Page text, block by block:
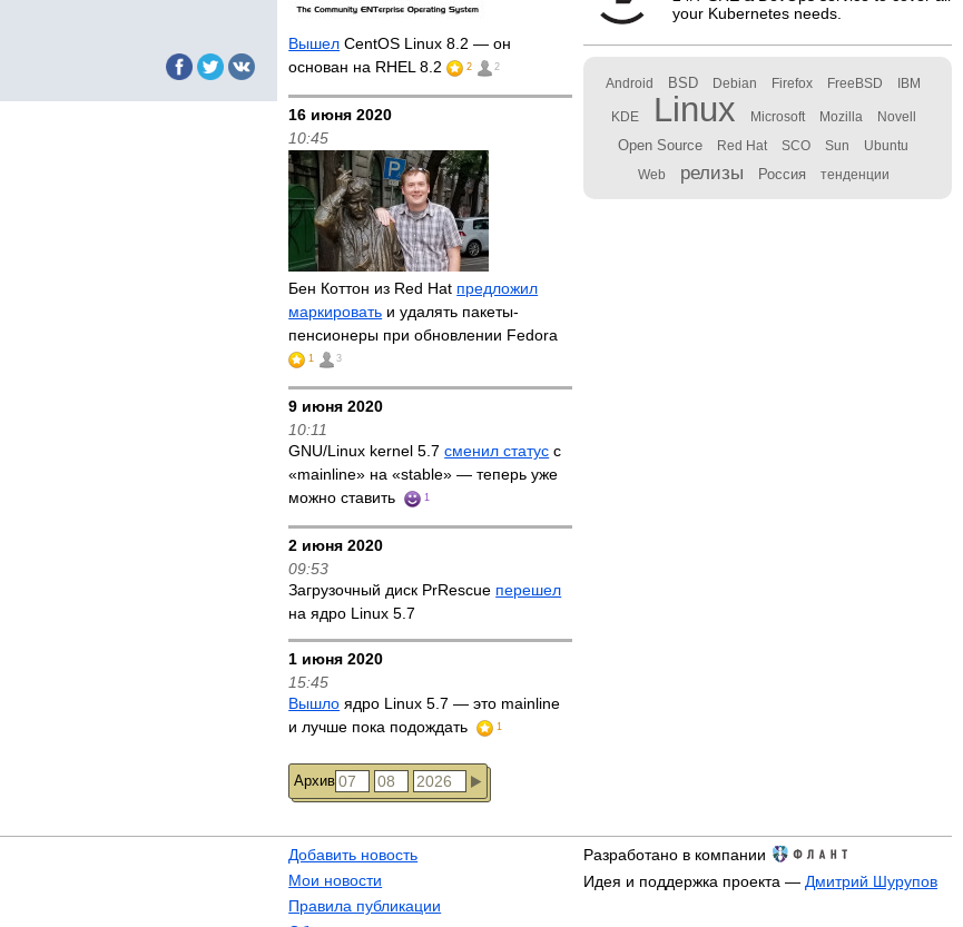
Вышел CentOS Linux 8.2 — он
основан на RHEL 8.2
2 2
16 июня 2020
10:45
Бен Коттон из Red Hat предложил
маркировать и удалять пакеты-
пенсионеры при обновлении Fedora
1 3
9 июня 2020
10:11
GNU/Linux kernel 5.7сменил статус с
«mainline» на «stable» — теперь уже
можно ставить
1
2 июня 2020
09:53
Загрузочный диск PrRescue перешел
на ядро Linux 5.7
1 июня 2020
15:45
Вышло ядро Linux 5.7 — это mainline
и лучше пока подождать
1
Архив
your Kubernetes needs.
Android BSD Debian Firefox FreeBSD IBM
KDE Linux Microsoft Mozilla Novell
Open Source Red Hat SCO Sun Ubuntu
Web релизы Россия тенденции
Добавить новость
Мои новости
Правила публикации
Разработано в компании
Идея и поддержка проекта — Дмитрий Шурупов